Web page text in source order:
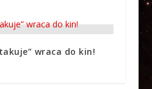
wraca do kin!